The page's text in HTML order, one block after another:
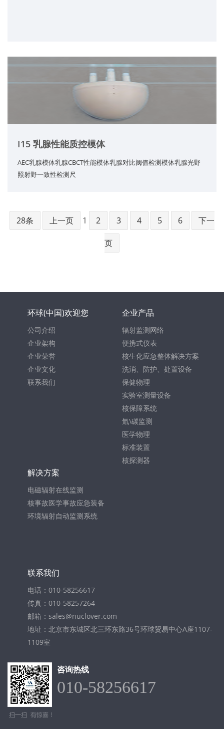
I15 乳腺性能质控模体
AEC乳腺模体乳腺CBCT性能模体乳腺对比阈值检测模体乳腺光野
照射野一致性检测尺
28条 上一页 1 2 3 4 5 6 下一
页
环球(中国)欢迎您
公司介绍
企业架构
企业荣誉
企业文化
联系我们
企业产品
辐射监测网络
便携式仪表
核生化应急整体解决方案
洗消、防护、处置设备
保健物理
实验室测量设备
核保障系统
氚\碳监测
医学物理
标准装置
核探测器
解决方案
电磁辐射在线监测
核事故医学事故应急装备
环境辐射自动监测系统
联系我们
电话：010-58256617
传真：010-58257264
邮箱：sales@nuclover.com
地址：北京市东城区北三环东路36号环球贸易中心A座1107-
1109室
咨询热线
010-58256617